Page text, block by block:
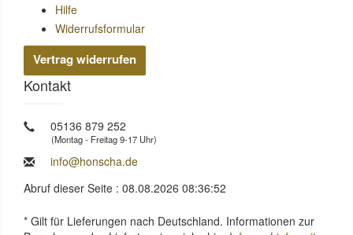
Hilfe
Widerrufsformular
Vertrag widerrufen
Kontakt
05136 879 252
(Montag - Freitag 9-17 Uhr)
info@honscha.de
Abruf dieser Seite : 08.08.2026 08:36:52
* Gilt für Lieferungen nach Deutschland. Informationen zur